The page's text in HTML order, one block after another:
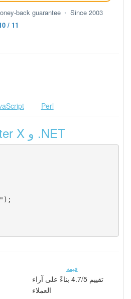
back guarantee • Since 2003
/ 11
Perl
تحويل ملفات الفيديو باستخدام Total Movie Converter X و .NET
قيمه
تقييم 4.7/5 بناءً على آراء
العملاء